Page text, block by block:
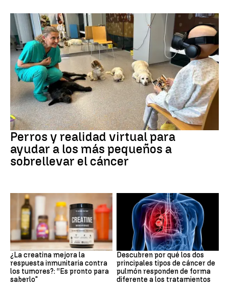
Galicia
Perros y realidad virtual para
ayudar a los más pequeños a
sobrellevar el cáncer
Suplementos deportivos
¿La creatina mejora la
respuesta inmunitaria contra
los tumores?: “Es pronto para
saberlo"
Cáncer de pulmón
Descubren por qué los dos
principales tipos de cáncer de
pulmón responden de forma
diferente a los tratamientos